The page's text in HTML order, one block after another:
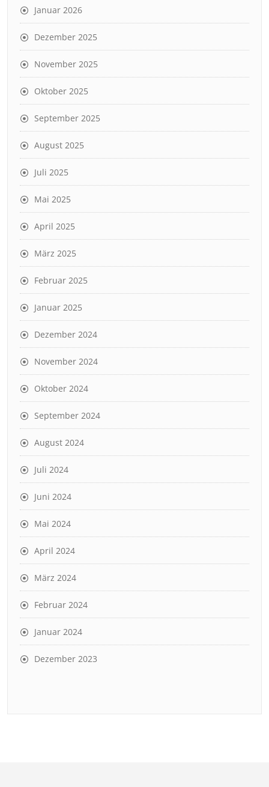
Januar 2026
Dezember 2025
November 2025
Oktober 2025
September 2025
August 2025
Juli 2025
Mai 2025
April 2025
März 2025
Februar 2025
Januar 2025
Dezember 2024
November 2024
Oktober 2024
September 2024
August 2024
Juli 2024
Juni 2024
Mai 2024
April 2024
März 2024
Februar 2024
Januar 2024
Dezember 2023